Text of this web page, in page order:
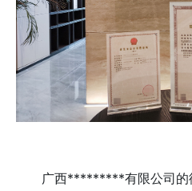
广西*********有限公司的